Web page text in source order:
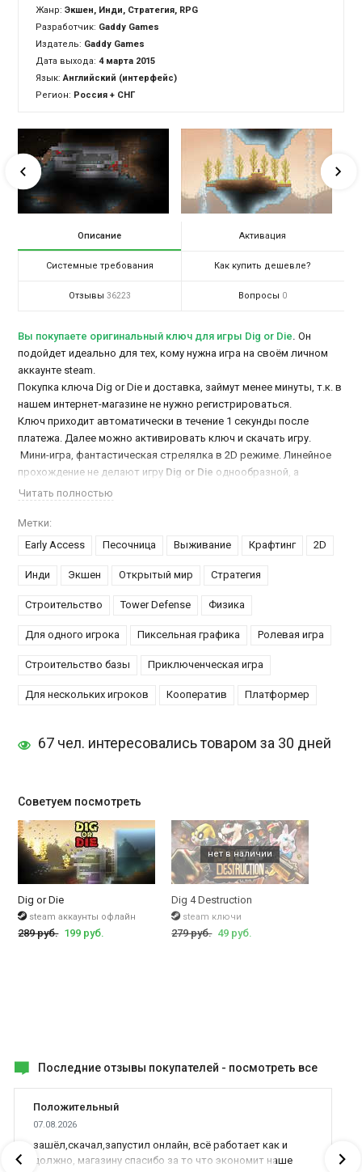
Жанр:Экшен, Инди, Стратегия, RPG
Разработчик: Gaddy Games
Издатель: Gaddy Games
Дата выхода: 4 марта 2015
Язык:Английский (интерфейс)
Регион: Россия + СНГ
Описание Активация
Системные требования Как купить дешевле?
Отзывы 36223 Вопросы 0
Вы покупаете оригинальный ключ для игры Dig or Die. Он
подойдет идеально для тех, кому нужна игра на своём личном
аккаунте steam.
Покупка ключа Dig or Die и доставка, займут менее минуты, т.к. в
нашем интернет-магазине не нужно регистрироваться.
Ключ приходит автоматически в течение 1 секунды после
платежа. Далее можно активировать ключ и скачать игру.
Мини-игра, фантастическая стрелялка в 2D режиме. Линейное
прохождение не делают игру Dig or Die однообразной, а
наоборот. В игре точно описаны природные законы и
Действие происходит в какой-то особой планете где нашему
уничтожить нашего человечка. Не подпускайте их к своему
Тогда советуем Вам купить ​7 Days to Die
Читать полностью
Метки:
Early Access
Песочница Выживание Крафтинг 2D
Инди Экшен Открытый мир Стратегия
Строительство Tower Defense Физика
Для одного игрока Пиксельная графика Ролевая игра
Строительство базы Приключенческая игра
Для нескольких игроков Кооператив Платформер
67 чел. интересовались товаром за 30 дней
Советуем посмотреть
Dig or Die
steam аккаунты офлайн
289 руб. 199 руб.
Dig 4 Destruction
steam ключи
279 руб. 49 руб.
Последние отзывы покупателей - посмотреть все
Положительный
07.08.2026
зашёл,скачал,запустил онлайн, всё работает как и
должно, магазину спасибо за то что экономит наше